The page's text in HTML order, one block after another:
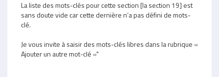
La liste des mots-clés pour cette section [la section 19] est
sans doute vide car cette dernière n’a pas défini de mots-
clé.
Je vous invite à saisir des mots-clés libres dans la rubrique «
Ajouter un autre mot-clé »"